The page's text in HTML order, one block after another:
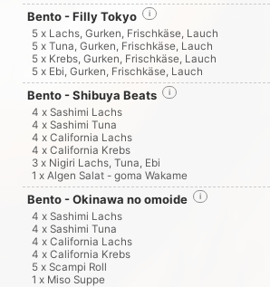
Bento - Filly Tokyo i
5 x Lachs, Gurken, Frischkäse, Lauch
5 x Tuna, Gurken, Frischkäse, Lauch
5 x Krebs, Gurken, Frischkäse, Lauch
5 x Ebi, Gurken, Frischkäse, Lauch
Bento - Shibuya Beats i
4 x Sashimi Lachs
4 x Sashimi Tuna
4 x California Lachs
4 x California Krebs
3 x Nigiri Lachs, Tuna, Ebi
1 x Algen Salat - goma Wakame
Bento - Okinawa no omoide i
4 x Sashimi Lachs
4 x Sashimi Tuna
4 x California Lachs
4 x California Krebs
5 x Scampi Roll
1 x Miso Suppe